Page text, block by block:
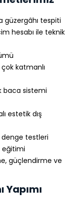
güzergâhı tespiti
hesabı ile teknik
katmanlı
baca sistemi
estetik dış
denge testleri
eğitimi
güçlendirme ve
Yapımı